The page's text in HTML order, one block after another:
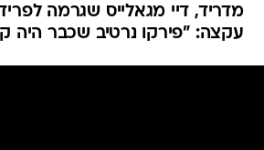
מדריד, דיי מגאלייס שגרמה
עקצה: "פירקו נרטיב שכבר היה